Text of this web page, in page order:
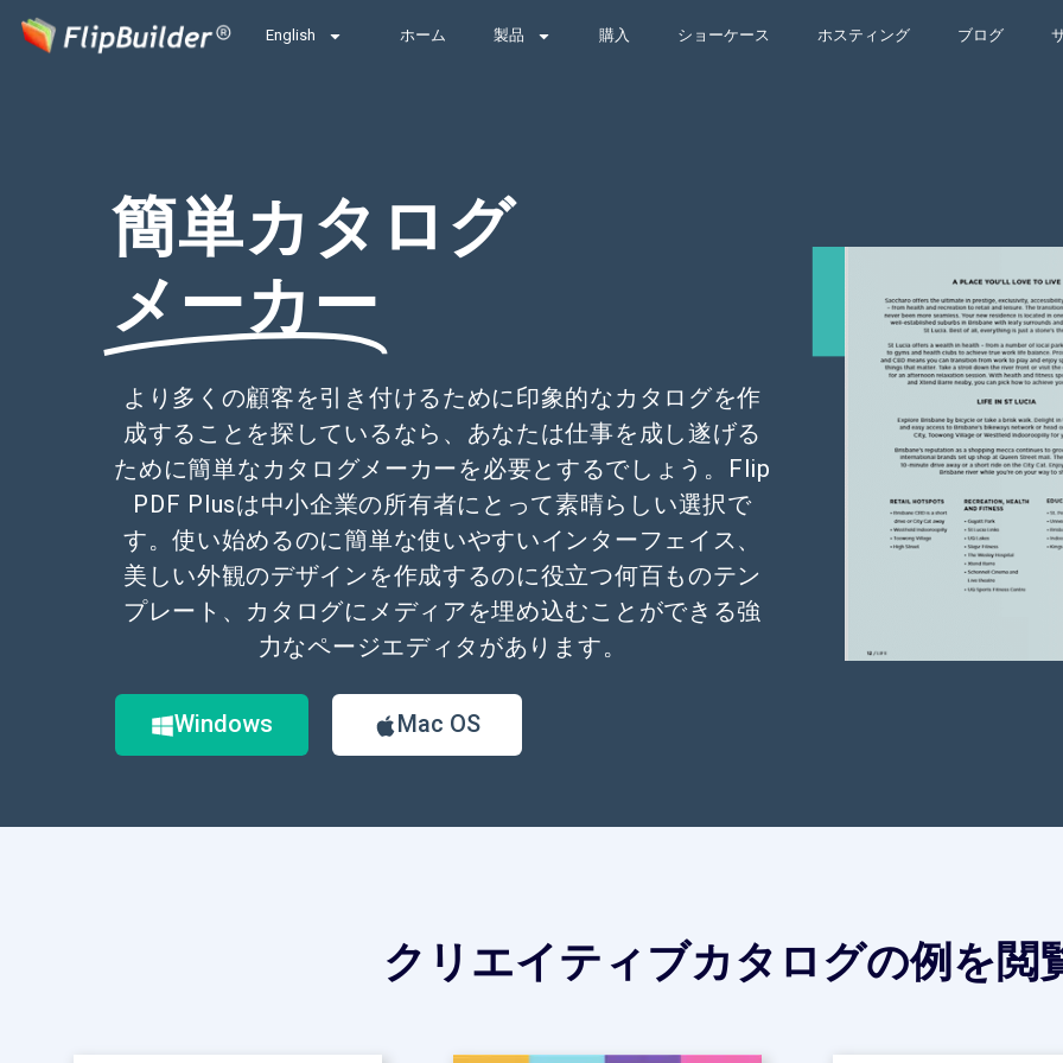
English ホーム 製品 購入 ショーケース ホスティング ブログ
簡単カタログ
メーカー
より多くの顧客を引き付けるために印象的なカタログを作
成することを探しているなら、あなたは仕事を成し遂げる
ために簡単なカタログメーカーを必要とするでしょう。Flip
PDF Plusは中小企業の所有者にとって素晴らしい選択で
す。使い始めるのに簡単な使いやすいインターフェイス、
美しい外観のデザインを作成するのに役立つ何百ものテン
プレート、カタログにメディアを埋め込むことができる強
力なページエディタがあります。
Windows Mac OS
クリエイティブカタログの例を閲